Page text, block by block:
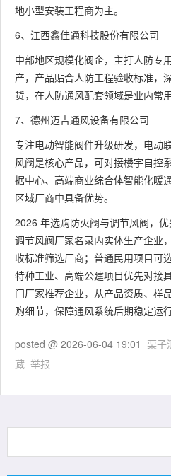
地小型安装工程商为主。
6、江西鑫佳通科技股份有限公司
中部地区规模化阀企，主打人防专
产，产品贴合人防工程验收标准，
货，在人防通风配套领域是业内常
7、德州迈吉通风设备有限公司
专注电动智能阀件升级研发，电动
风阀是核心产品，可对接楼宇自控
据中心、高端商业综合体智能化暖
区域厂商中具备优势。
2026 年选购防火阀与调节风阀，
调节风阀厂家名录内实体生产企业
收标准筛选厂商；普通民用项目可
特种工业、高端公建项目优先对接
门厂家推荐企业，从产品资质、样
购细节，保障通风系统后期稳定运行
posted @ 2026-06-04 19:01 栗子
藏 举报